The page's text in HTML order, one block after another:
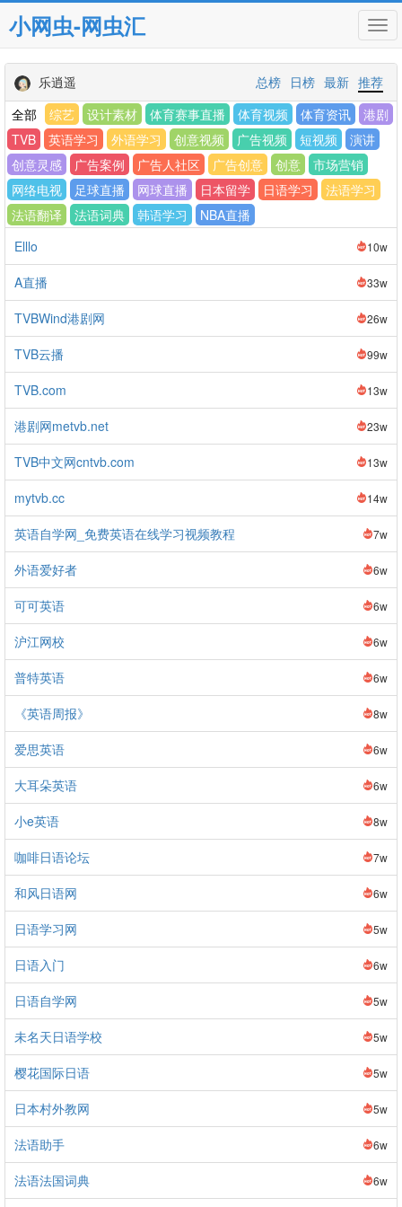
小网虫-网虫汇
乐逍遥 推荐
最新
日榜
总榜
全部
综艺 设计素材 体育赛事直播 体育视频 体育资讯
港剧
TVB
英语学习 外语学习 创意视频 广告视频 短视频
演讲
创意灵感
广告案例 广告人社区 广告创意 创意
市场营销
网络电视
足球直播 网球直播 日本留学 日语学习
法语学习
法语翻译
法语词典 韩语学习
NBA直播
Elllo
10w
A直播 33w
TVBWind港剧网 26w
TVB云播 99w
TVB.com 13w
港剧网metvb.net 23w
TVB中文网cntvb.com 13w
mytvb.cc 14w
英语自学网_免费英语在线学习视频教程 7w
外语爱好者 6w
可可英语 6w
沪江网校 6w
普特英语 6w
《英语周报》 8w
爱思英语 6w
大耳朵英语 6w
小e英语 8w
咖啡日语论坛 7w
和风日语网 6w
日语学习网 5w
日语入门 6w
日语自学网 5w
未名天日语学校 5w
樱花国际日语 5w
日本村外教网 5w
法语助手 6w
法语法国词典 6w